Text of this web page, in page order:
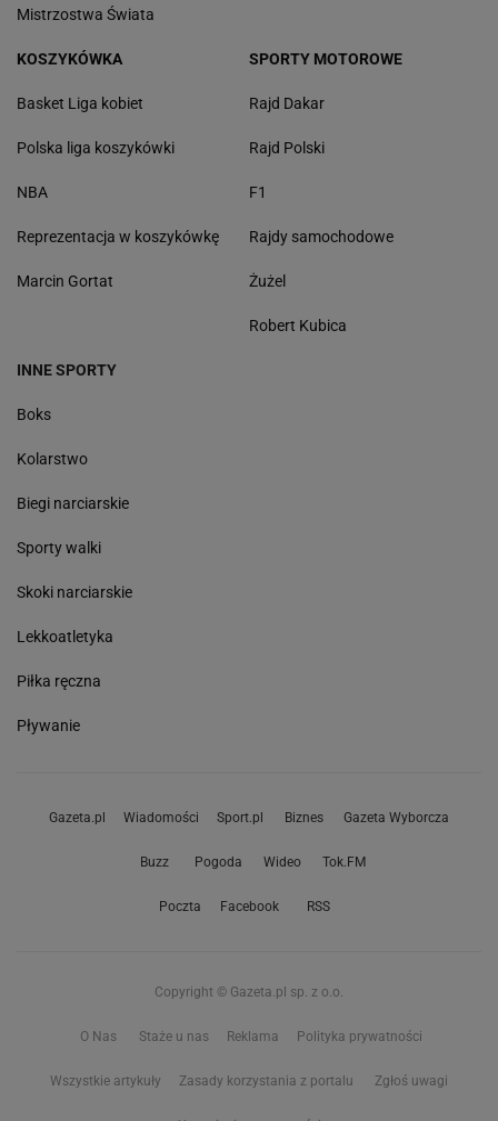
Mistrzostwa Świata
KOSZYKÓWKA
Basket Liga kobiet
Polska liga koszykówki
NBA
Reprezentacja w koszykówkę
Marcin Gortat
SPORTY MOTOROWE
Rajd Dakar
Rajd Polski
F1
Rajdy samochodowe
Żużel
Robert Kubica
INNE SPORTY
Boks
Kolarstwo
Biegi narciarskie
Sporty walki
Skoki narciarskie
Lekkoatletyka
Piłka ręczna
Pływanie
Gazeta.pl Wiadomości Sport.pl Biznes Gazeta Wyborcza
Buzz Pogoda Wideo Tok.FM
Poczta Facebook RSS
Copyright © Gazeta.pl sp. z o.o.
O Nas Staże u nas Reklama Polityka prywatności
Wszystkie artykuły Zasady korzystania z portalu Zgłoś uwagi